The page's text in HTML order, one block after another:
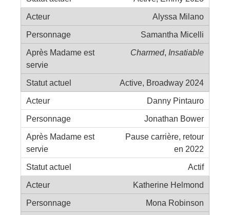
Alyssa Milano
Samantha Micelli
Charmed, Insatiable
Active, Broadway 2024
Danny Pintauro
Jonathan Bower
Pause carrière, retour
en 2022
Actif
Katherine Helmond
Mona Robinson